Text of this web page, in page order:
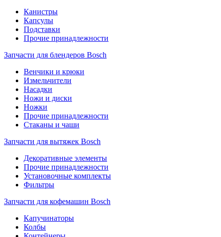
Канистры
Капсулы
Подставки
Прочие принадлежности
Запчасти для блендеров Bosch
Венчики и крюки
Измельчители
Насадки
Ножи и диски
Ножки
Прочие принадлежности
Стаканы и чаши
Запчасти для вытяжек Bosch
Декоративные элементы
Прочие принадлежности
Установочные комплекты
Фильтры
Запчасти для кофемашин Bosch
Капучинаторы
Колбы